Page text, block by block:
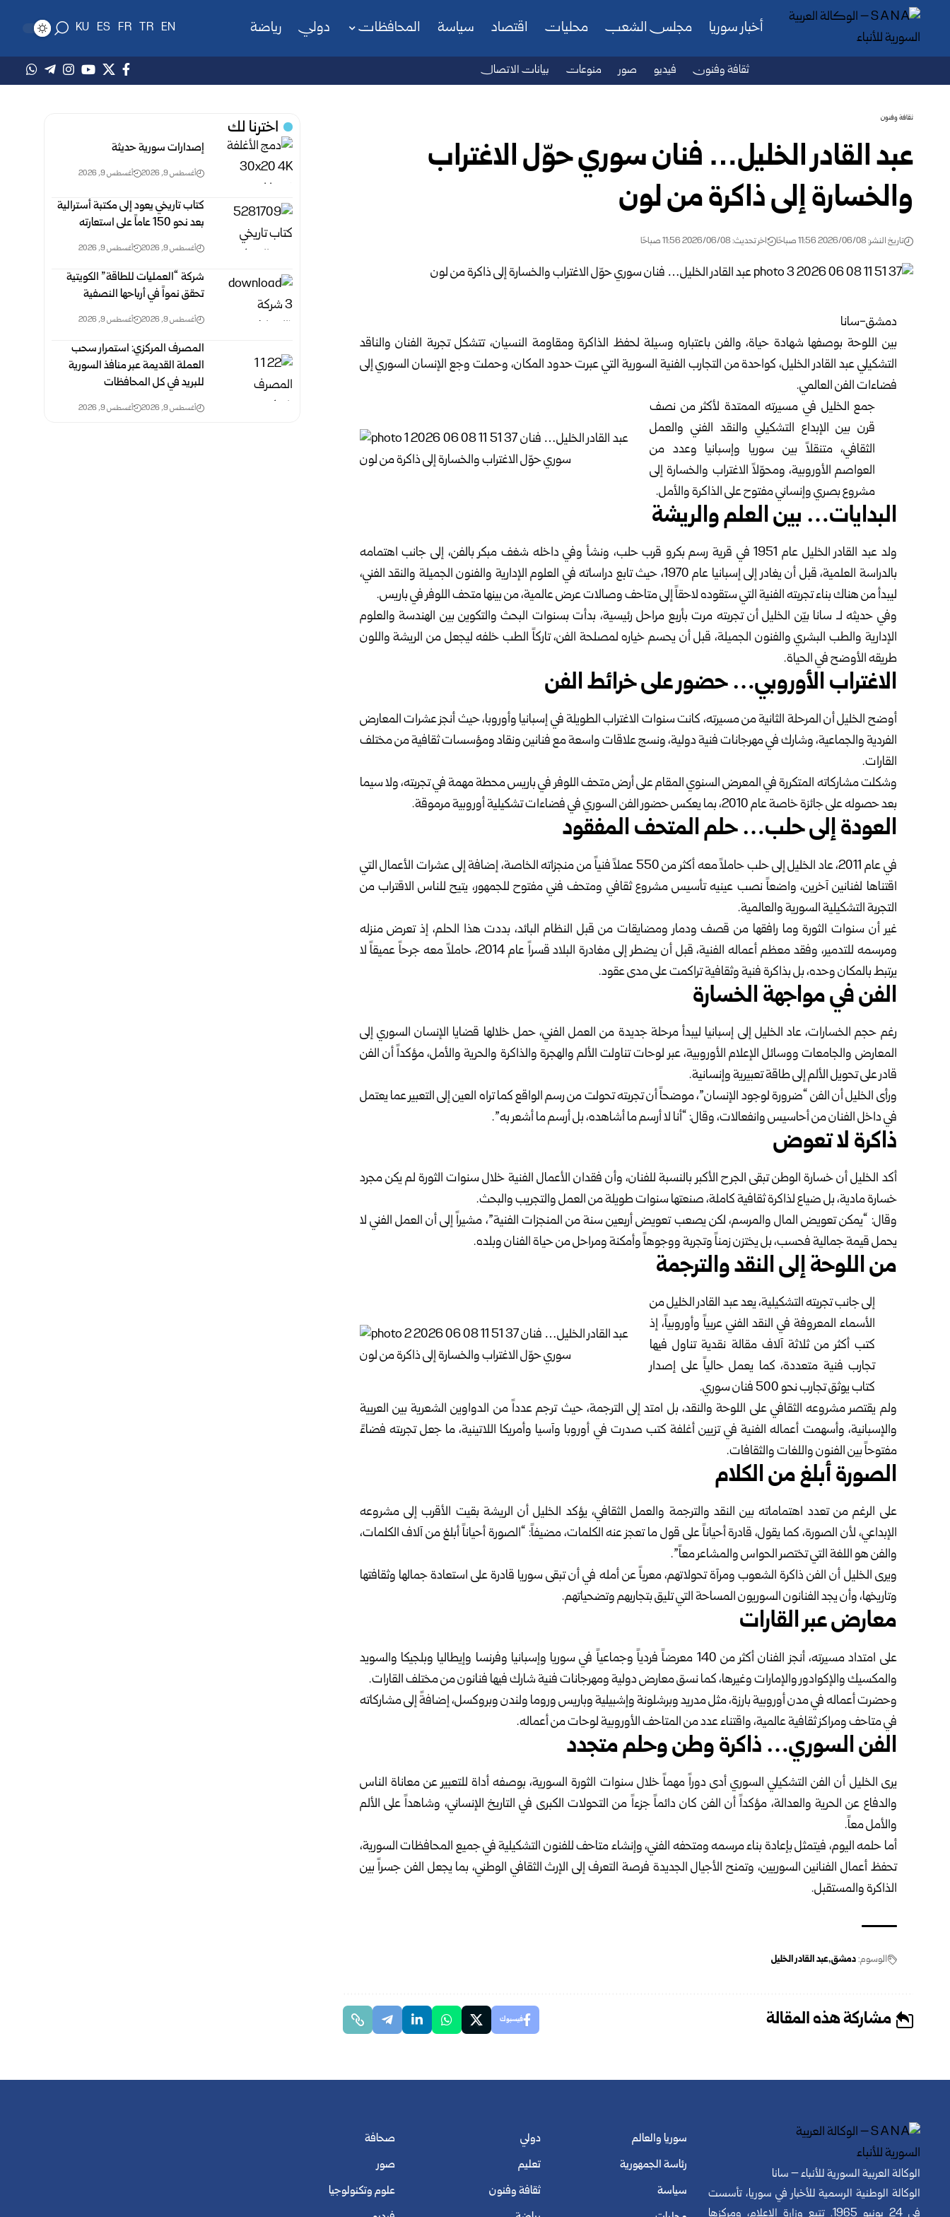
أخبار سوريا مجلس الشعب محليات اقتصاد سياسة المحافظات دولي رياضة EN
TR
FR
ES
KU
ثقافة وفنون فيديو صور منوعات بيانات الاتصال
ثقافة وفنون
عبد القادر الخليل… فنان سوري حوّل الاغتراب
والخسارة إلى ذاكرة من لون
تاريخ النشر: 2026/06/08 11:56 صباحًا اخر تحديث: 2026/06/08 11:56 صباحًا
دمشق-سانا
بين اللوحة بوصفها شهادة حياة، والفن باعتباره وسيلة لحفظ الذاكرة ومقاومة النسيان، تتشكل تجربة الفنان والناقد
التشكيلي عبد القادر الخليل، كواحدة من التجارب الفنية السورية التي عبرت حدود المكان، وحملت وجع الإنسان السوري إلى
فضاءات الفن العالمي.
جمع الخليل في مسيرته الممتدة لأكثر من نصف
قرن بين الإبداع التشكيلي والنقد الفني والعمل
الثقافي، متنقلاً بين سوريا وإسبانيا وعدد من
العواصم الأوروبية، ومحوّلاً الاغتراب والخسارة إلى
مشروع بصري وإنساني مفتوح على الذاكرة والأمل.
البدايات… بين العلم والريشة
ولد عبد القادر الخليل عام 1951 في قرية رسم بكرو قرب حلب، ونشأ وفي داخله شغف مبكر بالفن، إلى جانب اهتمامه
بالدراسة العلمية، قبل أن يغادر إلى إسبانيا عام 1970، حيث تابع دراساته في العلوم الإدارية والفنون الجميلة والنقد الفني،
ليبدأ من هناك بناء تجربته الفنية التي ستقوده لاحقاً إلى متاحف وصالات عرض عالمية، من بينها متحف اللوفر في باريس.
وفي حديثه لـ سانا بيّن الخليل أن تجربته مرت بأربع مراحل رئيسية، بدأت بسنوات البحث والتكوين بين الهندسة والعلوم
الإدارية والطب البشري والفنون الجميلة، قبل أن يحسم خياره لمصلحة الفن، تاركاً الطب خلفه ليجعل من الريشة واللون
طريقه الأوضح في الحياة.
الاغتراب الأوروبي… حضور على خرائط الفن
أوضح الخليل أن المرحلة الثانية من مسيرته، كانت سنوات الاغتراب الطويلة في إسبانيا وأوروبا، حيث أنجز عشرات المعارض
الفردية والجماعية، وشارك في مهرجانات فنية دولية، ونسج علاقات واسعة مع فنانين ونقاد ومؤسسات ثقافية من مختلف
القارات.
وشكلت مشاركاته المتكررة في المعرض السنوي المقام على أرض متحف اللوفر في باريس محطة مهمة في تجربته، ولا سيما
بعد حصوله على جائزة خاصة عام 2010، بما يعكس حضور الفن السوري في فضاءات تشكيلية أوروبية مرموقة.
العودة إلى حلب… حلم المتحف المفقود
في عام 2011، عاد الخليل إلى حلب حاملاً معه أكثر من 550 عملاً فنياً من منجزاته الخاصة، إضافة إلى عشرات الأعمال التي
اقتناها لفنانين آخرين، واضعاً نصب عينيه تأسيس مشروع ثقافي ومتحف فني مفتوح للجمهور، يتيح للناس الاقتراب من
التجربة التشكيلية السورية والعالمية.
غير أن سنوات الثورة وما رافقها من قصف ودمار ومضايقات من قبل النظام البائد، بددت هذا الحلم، إذ تعرض منزله
ومرسمه للتدمير، وفقد معظم أعماله الفنية، قبل أن يضطر إلى مغادرة البلاد قسراً عام 2014، حاملاً معه جرحاً عميقاً لا
يرتبط بالمكان وحده، بل بذاكرة فنية وثقافية تراكمت على مدى عقود.
الفن في مواجهة الخسارة
رغم حجم الخسارات، عاد الخليل إلى إسبانيا ليبدأ مرحلة جديدة من العمل الفني، حمل خلالها قضايا الإنسان السوري إلى
المعارض والجامعات ووسائل الإعلام الأوروبية، عبر لوحات تناولت الألم والهجرة والذاكرة والحرية والأمل، مؤكداً أن الفن
قادر على تحويل الألم إلى طاقة تعبيرية وإنسانية.
ورأى الخليل أن الفن “ضرورة لوجود الإنسان”، موضحاً أن تجربته تحولت من رسم الواقع كما تراه العين إلى التعبير عما يعتمل
في داخل الفنان من أحاسيس وانفعالات، وقال: “أنا لا أرسم ما أشاهده، بل أرسم ما أشعر به”.
ذاكرة لا تعوض
أكد الخليل أن خسارة الوطن تبقى الجرح الأكبر بالنسبة للفنان، وأن فقدان الأعمال الفنية خلال سنوات الثورة لم يكن مجرد
خسارة مادية، بل ضياع لذاكرة ثقافية كاملة، صنعتها سنوات طويلة من العمل والتجريب والبحث.
وقال: “يمكن تعويض المال والمرسم، لكن يصعب تعويض أربعين سنة من المنجزات الفنية”، مشيراً إلى أن العمل الفني لا
يحمل قيمة جمالية فحسب، بل يختزن زمناً وتجربة ووجوهاً وأمكنة ومراحل من حياة الفنان وبلده.
من اللوحة إلى النقد والترجمة
إلى جانب تجربته التشكيلية، يعد عبد القادر الخليل من
الأسماء المعروفة في النقد الفني عربياً وأوروبياً، إذ
كتب أكثر من ثلاثة آلاف مقالة نقدية تناول فيها
تجارب فنية متعددة، كما يعمل حالياً على إصدار
كتاب يوثق تجارب نحو 500 فنان سوري.
ولم يقتصر مشروعه الثقافي على اللوحة والنقد، بل امتد إلى الترجمة، حيث ترجم عدداً من الدواوين الشعرية بين العربية
والإسبانية، وأسهمت أعماله الفنية في تزيين أغلفة كتب صدرت في أوروبا وآسيا وأمريكا اللاتينية، ما جعل تجربته فضاءً
مفتوحاً بين الفنون واللغات والثقافات.
الصورة أبلغ من الكلام
على الرغم من تعدد اهتماماته بين النقد والترجمة والعمل الثقافي، يؤكد الخليل أن الريشة بقيت الأقرب إلى مشروعه
الإبداعي، لأن الصورة، كما يقول، قادرة أحياناً على قول ما تعجز عنه الكلمات، مضيفاً: “الصورة أحياناً أبلغ من آلاف الكلمات،
والفن هو اللغة التي تختصر الحواس والمشاعر معاً”.
ويرى الخليل أن الفن ذاكرة الشعوب ومرآة تحولاتهم، معرباً عن أمله في أن تبقى سوريا قادرة على استعادة جمالها وثقافتها
وتاريخها، وأن يجد الفنانون السوريون المساحة التي تليق بتجاربهم وتضحياتهم.
معارض عبر القارات
على امتداد مسيرته، أنجز الفنان أكثر من 140 معرضاً فردياً وجماعياً في سوريا وإسبانيا وفرنسا وإيطاليا وبلجيكا والسويد
والمكسيك والإكوادور والإمارات وغيرها، كما نسق معارض دولية ومهرجانات فنية شارك فيها فنانون من مختلف القارات.
وحضرت أعماله في مدن أوروبية بارزة، مثل مدريد وبرشلونة وإشبيلية وباريس وروما ولندن وبروكسل، إضافةً إلى مشاركاته
في متاحف ومراكز ثقافية عالمية، واقتناء عدد من المتاحف الأوروبية لوحات من أعماله.
الفن السوري… ذاكرة وطن وحلم متجدد
يرى الخليل أن الفن التشكيلي السوري أدى دوراً مهماً خلال سنوات الثورة السورية، بوصفه أداة للتعبير عن معاناة الناس
والدفاع عن الحرية والعدالة، مؤكداً أن الفن كان دائماً جزءاً من التحولات الكبرى في التاريخ الإنساني، وشاهداً على الألم
والأمل معاً.
أما حلمه اليوم، فيتمثل بإعادة بناء مرسمه ومتحفه الفني، وإنشاء متاحف للفنون التشكيلية في جميع المحافظات السورية،
تحفظ أعمال الفنانين السوريين، وتمنح الأجيال الجديدة فرصة التعرف إلى الإرث الثقافي الوطني، بما يجعل الفن جسراً بين
الذاكرة والمستقبل.
الوسوم:دمشق عبد القادر الخليل
مشاركة هذه المقالة فيسبوك
اخترنا لك
إصدارات سورية حديثة
أغسطس 9, 2026 أغسطس 9, 2026
كتاب تاريخي يعود إلى مكتبة أسترالية
بعد نحو 150 عاماً على استعارته
أغسطس 9, 2026 أغسطس 9, 2026
شركة “العمليات للطاقة” الكويتية
تحقق نمواً في أرباحها النصفية
أغسطس 9, 2026 أغسطس 9, 2026
المصرف المركزي: استمرار سحب
العملة القديمة عبر منافذ ‏السورية
للبريد في كل المحافظات ‏
أغسطس 9, 2026 أغسطس 9, 2026
الوكالة العربية السورية للأنباء – سانا
الوكالة الوطنية الرسمية للأخبار في سوريا، تأسست
سوريا والعالم
رئاسة الجمهورية
سياسة
دولي
تعليم
ثقافة وفنون
صحافة
صور
علوم وتكنولوجيا